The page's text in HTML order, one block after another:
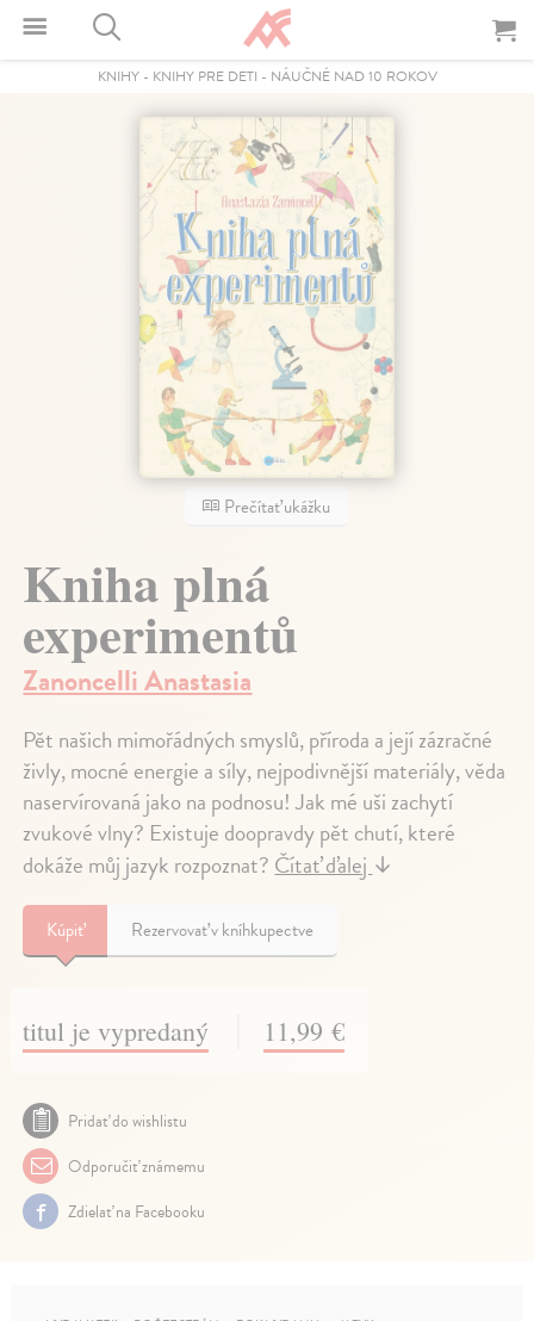
KNIHY- KNIHY PRE DETI - NÁUČNÉ NAD 10 ROKOV
Prečítať ukážku
Kniha plná
experimentů
Zanoncelli Anastasia
Pět našich mimořádných smyslů, příroda a její zázračné
živly, mocné energie a síly, nejpodivnější materiály, věda
naservírovaná jako na podnosu! Jak mé uši zachytí
zvukové vlny? Existuje doopravdy pět chutí, které
dokáže můj jazyk rozpoznat?Čítať ďalej↓
Kúpiť Rezervovať v kníhkupectve
titul je vypredaný 11,99 €
Pridať do wishlistu
Odporučiť známemu
Zdielať na Facebooku